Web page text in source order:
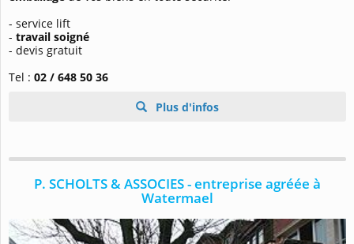
- service lift
- travail soigné
- devis gratuit
Tel : 02 / 648 50 36
Plus d'infos
P. SCHOLTS & ASSOCIES - entreprise agréée à
Watermael